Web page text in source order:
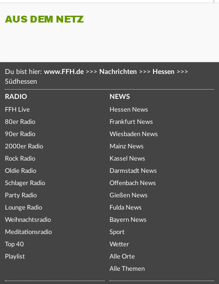
AUS DEM NETZ
Du bist hier: www.FFH.de >>> Nachrichten >>> Hessen >>>
Südhessen
RADIO
FFH Live
80er Radio
90er Radio
2000er Radio
Rock Radio
Oldie Radio
Schlager Radio
Party Radio
Lounge Radio
Weihnachtsradio
Meditationsradio
Top 40
Playlist
NEWS
Hessen News
Frankfurt News
Wiesbaden News
Mainz News
Kassel News
Darmstadt News
Offenbach News
Gießen News
Fulda News
Bayern News
Sport
Wetter
Alle Orte
Alle Themen